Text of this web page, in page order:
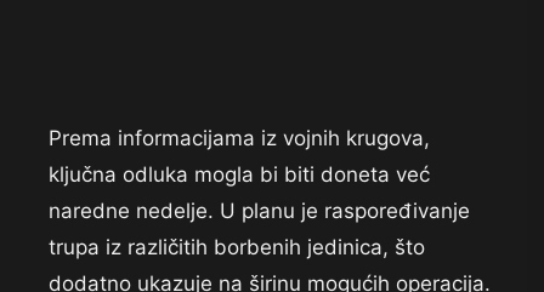
Prema informacijama iz vojnih krugova,
ključna odluka mogla bi biti doneta već
naredne nedelje. U planu je raspoređivanje
trupa iz različitih borbenih jedinica, što
dodatno ukazuje na širinu mogućih operacija.